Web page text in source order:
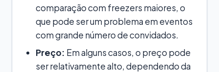
comparação com freezers maiores, o
que pode ser um problema em eventos
com grande número de convidados.
Preço: Em alguns casos, o preço pode
ser relativamente alto, dependendo da